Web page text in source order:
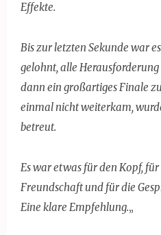
Effekte.
Bis zur letzten Sekunde war
gelohnt, alle
dann ein großartiges Finale
einmal nicht weiterkam,
betreut.
Es war etwas für den Kopf,
Freundschaft und für die
Eine klare Empfehlung.„